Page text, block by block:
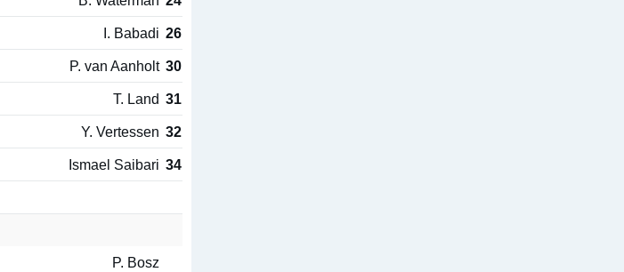
I. Babadi 26
P. van Aanholt 30
T. Land 31
Y. Vertessen 32
Ismael Saibari 34
P. Bosz